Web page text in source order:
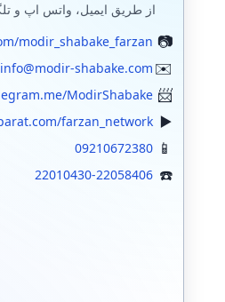
از طریق ایمیل، واتس اپ و
modir_shabake_farzan
info@modir-shabake.com
ModirShabake
farzan_network
09210672380
22010430-22058406